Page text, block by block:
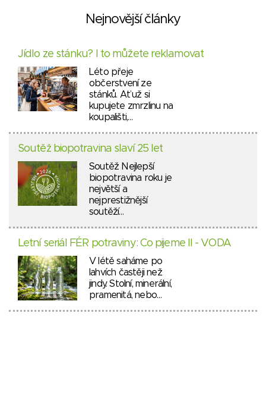
Nejnovější články
Jídlo ze stánku? I to můžete reklamovat
Léto přeje
občerstvení ze
stánků. Ať už si
kupujete zmrzlinu na
koupališti,…
Soutěž biopotravina slaví 25 let
Soutěž Nejlepší
biopotravina roku je
největší a
nejprestižnější
soutěží…
Letní seriál FÉR potraviny: Co pijeme II - VODA
V létě saháme po
lahvích častěji než
jindy. Stolní, minerální,
pramenitá, nebo…